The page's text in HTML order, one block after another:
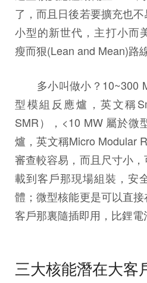
了，而且日後若要擴充也
小型的新世代，主打小而
瘦而狠(Lean and Mean)路線
多小叫做小？10~300
型模組反應爐，英文稱
SMR），<10 MW 屬於微
爐，英文稱Micro Modular
審查較容易，而且尺寸小，
載到客戶那現場組裝，安
體；微型核能更是可以直
客戶那裏隨插即用，比鋰電
三大核能潛在大客